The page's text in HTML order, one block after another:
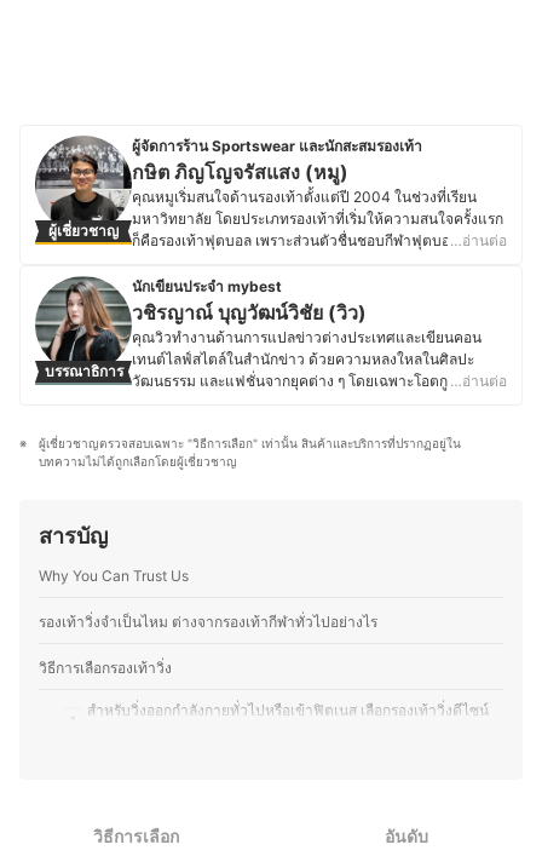
ผู้เชี่ยวชาญ
ผู้จัดการร้าน Sportswear และนักสะสมรองเท้า
กษิต ภิญโญจรัสแสง (หมู)
คุณหมูเริ่มสนใจด้านรองเท้าตั้งแต่ปี 2004 ในช่วงที่เรียน
มหาวิทยาลัย โดยประเภทรองเท้าที่เริ่มให้ความสนใจครั้งแรก
ก็คือรองเท้าฟุตบอล เพราะส่วนตัวชื่นชอบกีฬาฟุตบอลและเล่น
มาเรื่อย ๆ พร้อมค้นคว้าข้อมูลเรื่องวัสดุและเทคโนโลยีต่าง ๆ
ตั้งแต่นั้นเป็นต้นมา จนในช่วงปี 2010 ที่คุณหมูเริ่มหันมา
สนใจรองเท้า Sneakers ด้วย จึงเริ่มเสาะหาและสะสมรองเท้า
มานานกว่า 10 ปี ไม่ว่าจะเป็นรองเท้าผ้าใบทั่วไป รองเท้าวิ่ง
รองเท้าฟิตเนส และอื่น ๆ อีกมากมาย รวมทั้งได้เข้าสู่วงการ
Sportswear และรองเท้ากีฬาอย่างจริงจังด้วยการทำงานที่
กีฬาแทบทุกประเภท ปัจจุบันคุณหมูเป็นผู้จัดการร้าน
Sportswear แบรนด์ Puma สาขา Siam Center,
…อ่านต่อ
บรรณาธิการ
นักเขียนประจำ mybest
วชิรญาณ์ บุญวัฒน์วิชัย (วิว)
คุณวิวทำงานด้านการแปลข่าวต่างประเทศและเขียนคอน
เทนต์ไลฟ์สไตล์ในสำนักข่าว ด้วยความหลงใหลในศิลปะ
วัฒนธรรม และแฟชั่นจากยุคต่าง ๆ โดยเฉพาะโอตกูตูร์ ทำให้
ประดับ และเสื้อผ้าแบรนด์เนม ไม่เพียงเพราะความสวยงาม
และเอกลักษณ์ของแต่ละแบรนด์ แต่ยังมองว่าสินค้าเหล่านี้
แบ่งปันข้อมูลเกี่ยวกับสินค้าแบรนด์เนม ไม่ว่าจะเป็นไอเทมที่
โน้มตลาดของสินค้าแต่ละแบรนด์ เพื่อช่วยให้ผู้อ่านสามารถ
ประวัติของ วชิรญาณ์ บุญวัฒน์วิชัย (วิว)
…อ่านต่อ
ผู้เชี่ยวชาญตรวจสอบเฉพาะ "วิธีการเลือก" เท่านั้น สินค้าและบริการที่ปรากฏอยู่ใน
บทความไม่ได้ถูกเลือกโดยผู้เชี่ยวชาญ
สารบัญ
Why You Can Trust Us
รองเท้าวิ่งจําเป็นไหม ต่างจากรองเท้ากีฬาทั่วไปอย่างไร
วิธีการเลือกรองเท้าวิ่ง
1
สำหรับวิ่งออกกำลังกายทั่วไปหรือเข้าฟิตเนส เลือกรองเท้าวิ่งดีไซน์
สำหรับนักวิ่งเทรล เลือกรองเท้าวิ่งที่ Upper หนา ยึดเกาะดีและมีแผ่น
รองกันหิน
วิธีการเลือก อันดับ